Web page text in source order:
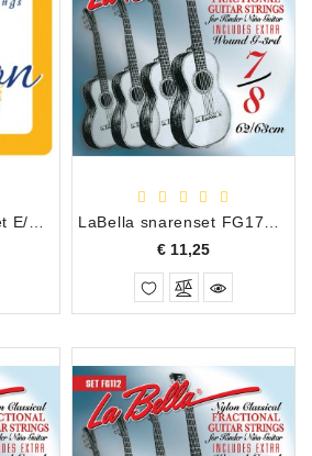
€ 11,25Prijs